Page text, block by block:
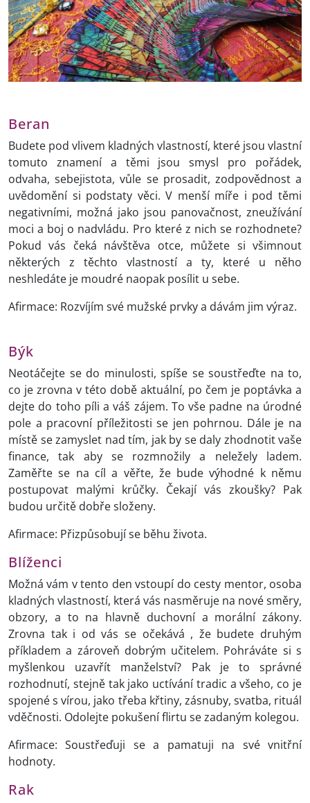
Beran
Budete pod vlivem kladných vlastností, které jsou vlastní
tomuto znamení a těmi jsou smysl pro pořádek,
odvaha, sebejistota, vůle se prosadit, zodpovědnost a
uvědomění si podstaty věci. V menší míře i pod těmi
negativními, možná jako jsou panovačnost, zneužívání
moci a boj o nadvládu. Pro které z nich se rozhodnete?
Pokud vás čeká návštěva otce, můžete si všimnout
některých z těchto vlastností a ty, které u něho
neshledáte je moudré naopak posílit u sebe.
Afirmace: Rozvíjím své mužské prvky a dávám jim výraz.
Býk
Neotáčejte se do minulosti, spíše se soustřeďte na to,
co je zrovna v této době aktuální, po čem je poptávka a
dejte do toho píli a váš zájem. To vše padne na úrodné
pole a pracovní příležitosti se jen pohrnou. Dále je na
místě se zamyslet nad tím, jak by se daly zhodnotit vaše
finance, tak aby se rozmnožily a neležely ladem.
Zaměřte se na cíl a věřte, že bude výhodné k němu
postupovat malými krůčky. Čekají vás zkoušky? Pak
budou určitě dobře složeny.
Afirmace: Přizpůsobují se běhu života.
Blíženci
Možná vám v tento den vstoupí do cesty mentor, osoba
kladných vlastností, která vás nasměruje na nové směry,
obzory, a to na hlavně duchovní a morální zákony.
Zrovna tak i od vás se očekává , že budete druhým
příkladem a zároveň dobrým učitelem. Pohráváte si s
myšlenkou uzavřít manželství? Pak je to správné
rozhodnutí, stejně tak jako uctívání tradic a všeho, co je
spojené s vírou, jako třeba křtiny, zásnuby, svatba, rituál
vděčnosti. Odolejte pokušení flirtu se zadaným kolegou.
Afirmace: Soustřeďuji se a pamatuji na své vnitřní
hodnoty.
Rak